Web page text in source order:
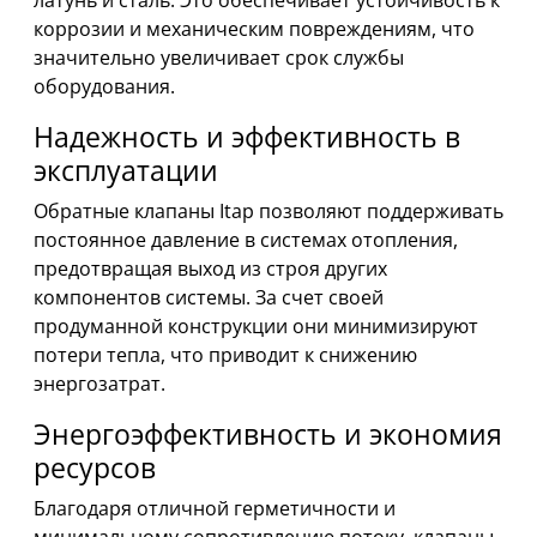
коррозии и механическим повреждениям, что
значительно увеличивает срок службы
оборудования.
Надежность и эффективность в
эксплуатации
Обратные клапаны Itap позволяют поддерживать
постоянное давление в системах отопления,
предотвращая выход из строя других
компонентов системы. За счет своей
продуманной конструкции они минимизируют
потери тепла, что приводит к снижению
энергозатрат.
Энергоэффективность и экономия
ресурсов
Благодаря отличной герметичности и